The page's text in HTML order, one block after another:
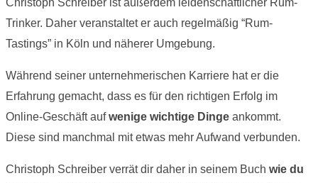
Trinker. Daher veranstaltet er auch regelmäßig “Rum-
Tastings” in Köln und näherer Umgebung.
Während seiner unternehmerischen Karriere hat er die
Erfahrung gemacht, dass es für den richtigen Erfolg im
Online-Geschäft aufwenige wichtige Dinge ankommt.
Diese sind manchmal mit etwas mehr Aufwand verbunden.
Christoph Schreiber verrät dir daher in seinem Buch wie du